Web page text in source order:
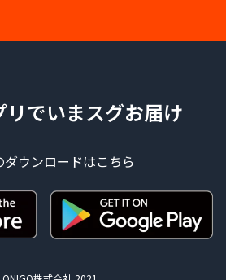
リでいまスグお届け
ダウンロードはこちら